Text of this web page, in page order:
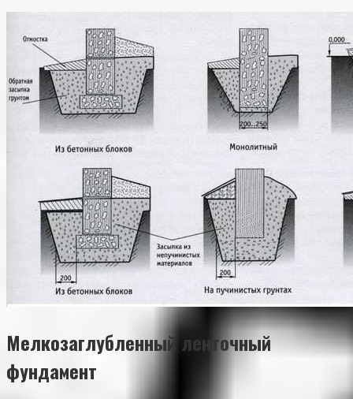
Мелкозаглубленный ленточный
фундамент